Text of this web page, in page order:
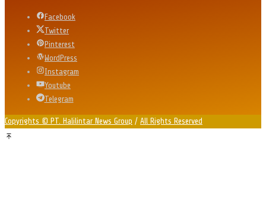
Facebook
Twitter
Pinterest
WordPress
Instagram
Youtube
Telegram
Copyrights © PT. Halilintar News Group / All Rights Reserved